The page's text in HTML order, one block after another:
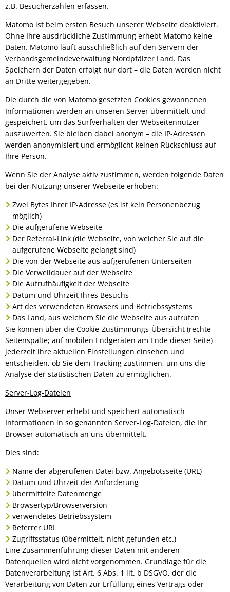
z.B. Besucherzahlen erfassen.
Matomo ist beim ersten Besuch unserer Webseite deaktiviert.
Ohne Ihre ausdrückliche Zustimmung erhebt Matomo keine
Daten. Matomo läuft ausschließlich auf den Servern der
Verbandsgemeindeverwaltung Nordpfälzer Land. Das
Speichern der Daten erfolgt nur dort – die Daten werden nicht
an Dritte weitergegeben.
Die durch die von Matomo gesetzten Cookies gewonnenen
Informationen werden an unseren Server übermittelt und
gespeichert, um das Surfverhalten der Webseitennutzer
auszuwerten. Sie bleiben dabei anonym – die IP-Adressen
werden anonymisiert und ermöglicht keinen Rückschluss auf
Ihre Person.
Wenn Sie der Analyse aktiv zustimmen, werden folgende Daten
bei der Nutzung unserer Webseite erhoben:
Zwei Bytes Ihrer IP-Adresse (es ist kein Personenbezug
möglich)
Die aufgerufene Webseite
Der Referral-Link (die Webseite, von welcher Sie auf die
aufgerufene Webseite gelangt sind)
Die von der Webseite aus aufgerufenen Unterseiten
Die Verweildauer auf der Webseite
Die Aufrufhäufigkeit der Webseite
Datum und Uhrzeit Ihres Besuchs
Art des verwendeten Browsers und Betriebssystems
Das Land, aus welchem Sie die Webseite aus aufrufen
Sie können über die Cookie-Zustimmungs-Übersicht (rechte
Seitenspalte; auf mobilen Endgeräten am Ende dieser Seite)
jederzeit ihre aktuellen Einstellungen einsehen und
entscheiden, ob Sie dem Tracking zustimmen, um uns die
Analyse der statistischen Daten zu ermöglichen.
Server-Log-Dateien
Unser Webserver erhebt und speichert automatisch
Informationen in so genannten Server-Log-Dateien, die Ihr
Browser automatisch an uns übermittelt.
Dies sind:
Name der abgerufenen Datei bzw. Angebotsseite (URL)
Datum und Uhrzeit der Anforderung
übermittelte Datenmenge
Browsertyp/Browserversion
verwendetes Betriebssystem
Referrer URL
Zugriffsstatus (übermittelt, nicht gefunden etc.)
Eine Zusammenführung dieser Daten mit anderen
Datenquellen wird nicht vorgenommen. Grundlage für die
Datenverarbeitung ist Art. 6 Abs. 1 lit. b DSGVO, der die
Verarbeitung von Daten zur Erfüllung eines Vertrags oder